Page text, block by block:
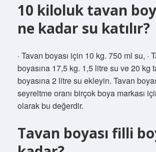
10 kiloluk tavan
ne kadar su katılır?
· Tavan boyası için 10 kg. 750 ml su, ·
boyasına 17,5 kg. 1,5 litre su ve 20 kg
boyasına 2 litre su ekleyin. Tavan
seyreltme oranı birçok boya markası
olarak bu değerdir.
Tavan boyası filli